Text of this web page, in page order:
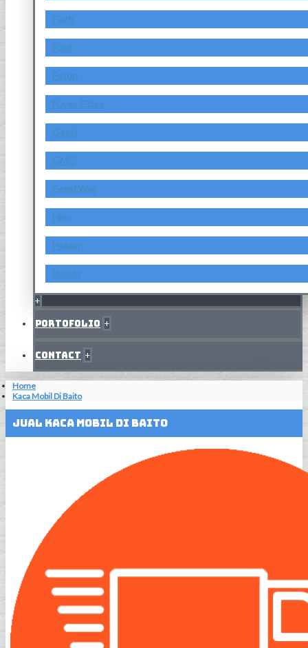
Fiath
Ford
Foton
Fuyao Glass
Geely
GMC
GreatWall
Hino
Holden
Honda
+
Portofolio +
Contact +
Home
Kaca Mobil Di Baito
Jual Kaca Mobil Di Baito